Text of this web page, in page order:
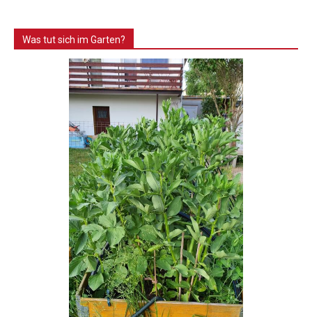
Was tut sich im Garten?